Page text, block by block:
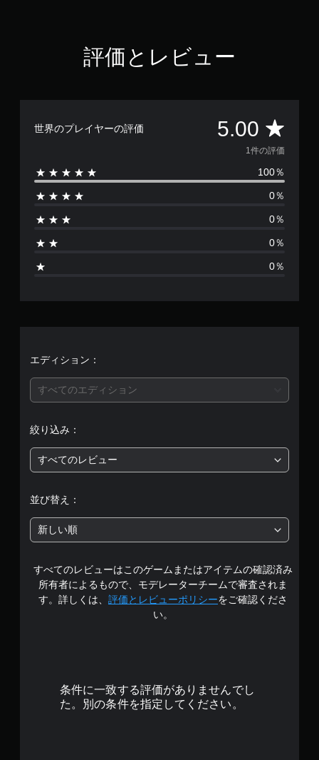
評価とレビュー
世界のプレイヤーの評価 5.00 評
価
数
は
、
段
階
の
1
で
す
1件の評価
100％
0％
0％
0％
0％
エディション：
すべてのエディション
絞り込み：
すべてのレビュー
並び替え：
新しい順
すべてのレビューはこのゲームまたはアイテムの確認済み
所有者によるもので、モデレーターチームで審査されま
す。詳しくは、 評価とレビューポリシーをご確認くださ
い。
条件に一致する評価がありませんでし
た。別の条件を指定してください。